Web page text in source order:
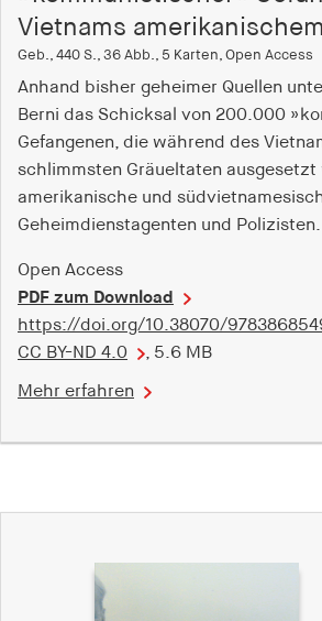
Vietnams
Geb., 440 S., 36 Abb., 5 Karten, Open Access
Anhand bisher geheimer Quellen
Berni das Schicksal von 200.000
Gefangenen, die während des
schlimmsten Gräueltaten
amerikanische und
Geheimdienstagenten und Polizisten.
Open Access
PDF zum Download
https://doi.org/10.38070/
CC BY-ND 4.0
, 5.6 MB
Mehr erfahren